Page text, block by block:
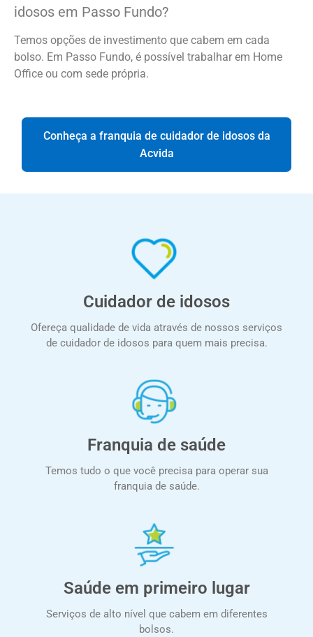
idosos em Passo Fundo?
Temos opções de investimento que cabem em cada
bolso. Em Passo Fundo, é possível trabalhar em Home
Office ou com sede própria.
Conheça a franquia de cuidador de idosos da
Acvida
Cuidador de idosos
Ofereça qualidade de vida através de nossos serviços
de cuidador de idosos para quem mais precisa.
Franquia de saúde
Temos tudo o que você precisa para operar sua
franquia de saúde.
Saúde em primeiro lugar
Serviços de alto nível que cabem em diferentes
bolsos.